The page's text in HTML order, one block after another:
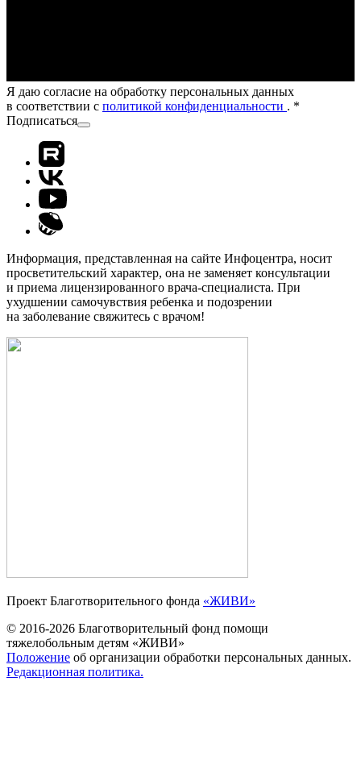
Я даю согласие на обработку персональных данных
в соответствии с политикой конфиденциальности . *
Подписаться
Информация, представленная на сайте Инфоцентра, носит
просветительский характер, она не заменяет консультации
и приема лицензированного врача-специалиста. При
ухудшении самочувствия ребенка и подозрении
на заболевание свяжитесь с врачом!
Проект Благотворительного фонда «ЖИВИ»
© 2016-2026 Благотворительный фонд помощи
тяжелобольным детям «ЖИВИ»
Положение об организации обработки персональных данных.
Редакционная политика.